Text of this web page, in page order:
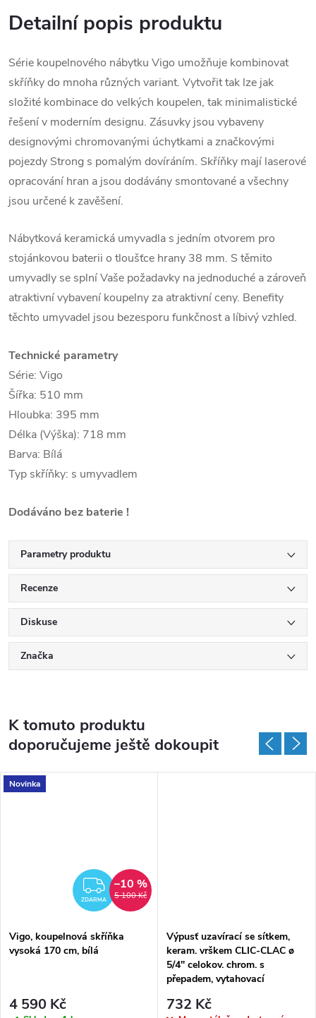
Detailní popis produktu
Série koupelnového nábytku Vigo umožňuje kombinovat
skříňky do mnoha různých variant. Vytvořit tak lze jak
složité kombinace do velkých koupelen, tak minimalistické
řešení v moderním designu. Zásuvky jsou vybaveny
designovými chromovanými úchytkami a značkovými
pojezdy Strong s pomalým dovíráním. Skříňky mají laserové
opracování hran a jsou dodávány smontované a všechny
jsou určené k zavěšení.
Nábytková keramická umyvadla s jedním otvorem pro
stojánkovou baterii o tloušťce hrany 38 mm. S těmito
umyvadly se splní Vaše požadavky na jednoduché a zároveň
atraktivní vybavení koupelny za atraktivní ceny. Benefity
těchto umyvadel jsou bezesporu funkčnost a líbivý vzhled.
Technické parametry
Série: Vigo
Šířka: 510 mm
Hloubka: 395 mm
Délka (Výška): 718 mm
Barva: Bílá
Typ skříňky: s umyvadlem
Dodáváno bez baterie !
Parametry produktu
Recenze
Diskuse
Značka
K tomuto produktu
doporučujeme ještě dokoupit
Novinka
ZDARMA
ZDARMA 5 100 Kč
–10 %
Vigo, koupelnová skříňka
vysoká 170 cm, bílá
4 590 Kč
Výpusť uzavírací se sítkem,
keram. vrškem CLIC-CLAC ø
5/4" celokov. chrom. s
přepadem, vytahovací
732 Kč